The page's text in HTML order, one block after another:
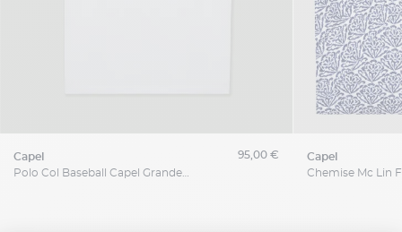
capel
Polo Col Baseball Capel Grande Taille
95,00 € capel